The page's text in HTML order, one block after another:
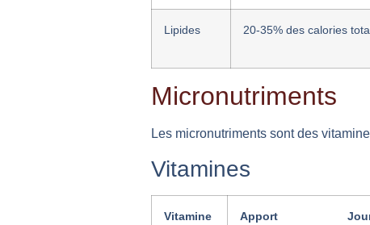
Lipides 20-35% des calories
Micronutriments
Les micronutriments sont des
Vitamines
Vitamine
Apport